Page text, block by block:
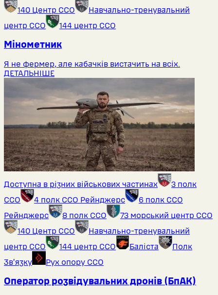
140 Центр ССО
Навчально-тренувальний
центр ССО
144 центр ССО
Мінометник
Я не фермер, але кабачків вистачить на всіх.
ДЕТАЛЬНІШЕ
Доступна в різних військових частинах
3 полк
ССО
4 полк ССО Рейнджерс
6 полк ССО
Рейнджерс
8 полк ССО
73 морський центр ССО
140 Центр ССО
Навчально-тренувальний
центр ССО
144 центр ССО Баліста
Полк
Звʼязку
Рух опору ССО
Оператор розвідувальних дронів (БпАК)